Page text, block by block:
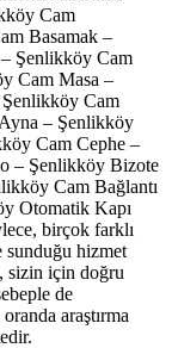
Cam
Basamak –
Şenlikköy Cam
Cam Masa –
Cam
– Şenlikköy
Cam Cephe –
– Şenlikköy Bizote
Cam Bağlantı
Otomatik Kapı
birçok farklı
sunduğu hizmet
sizin için doğru
de
araştırma